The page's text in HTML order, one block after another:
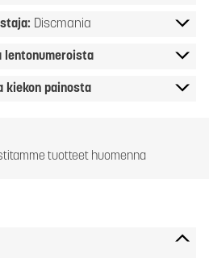
Discmania
lentonumeroista
kiekon painosta
tuotteet huomenna